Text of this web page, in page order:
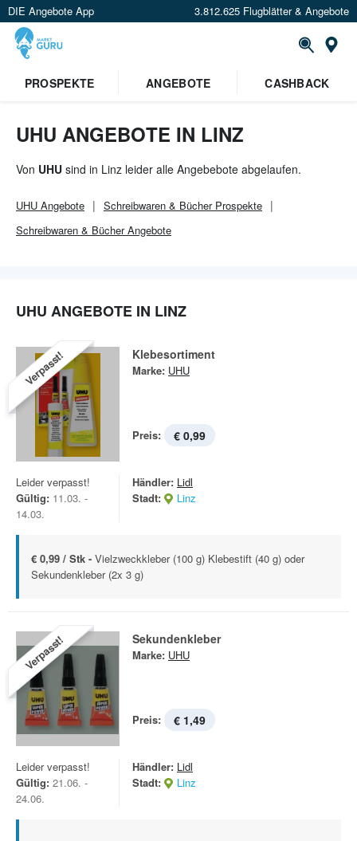
DIE Angebote App 3.812.625 Flugblätter & Angebote
PROSPEKTE ANGEBOTE CASHBACK
UHU ANGEBOTE IN LINZ
Von UHU sind in Linz leider alle Angebebote abgelaufen.
UHU Angebote Schreibwaren & BücherProspekte
Schreibwaren & BücherAngebote
UHU ANGEBOTE IN LINZ
Verpasst! Klebesortiment
Marke: UHU
Preis: € 0,99
Leider verpasst!
Gültig: 11.03. -
14.03.
Händler: Lidl
Stadt:
Linz
€ 0,99 / Stk - Vielzweckkleber (100 g) Klebestift (40 g) oder
Sekundenkleber (2x 3 g)
Verpasst! Sekundenkleber
Marke: UHU
Preis: € 1,49
Leider verpasst!
Gültig: 21.06. -
24.06.
Händler: Lidl
Stadt:
Linz